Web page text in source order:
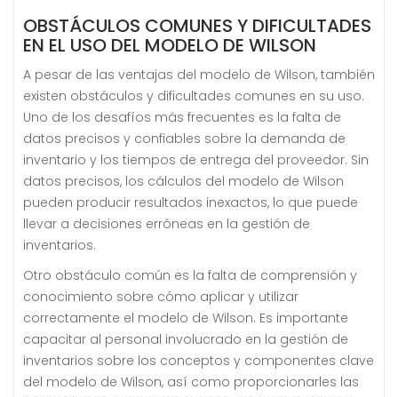
OBSTÁCULOS COMUNES Y DIFICULTADES
EN EL USO DEL MODELO DE WILSON
A pesar de las ventajas del modelo de Wilson, también
existen obstáculos y dificultades comunes en su uso.
Uno de los desafíos más frecuentes es la falta de
datos precisos y confiables sobre la demanda de
inventario y los tiempos de entrega del proveedor. Sin
datos precisos, los cálculos del modelo de Wilson
pueden producir resultados inexactos, lo que puede
llevar a decisiones erróneas en la gestión de
inventarios.
Otro obstáculo común es la falta de comprensión y
conocimiento sobre cómo aplicar y utilizar
correctamente el modelo de Wilson. Es importante
capacitar al personal involucrado en la gestión de
inventarios sobre los conceptos y componentes clave
del modelo de Wilson, así como proporcionarles las